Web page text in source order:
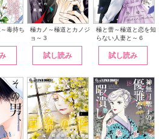
毒持ち
極カノ～極道とカノジ
ョ～３
試し読み
極と蕾～極道と恋を知
らない人妻と～６
試し読み